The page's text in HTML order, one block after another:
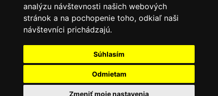
analýzu návštevnosti našich webových
stránok a na pochopenie toho, odkiaľ naši
návštevníci prichádzajú.
Súhlasím
Odmietam
Zmeniť moje nastavenia